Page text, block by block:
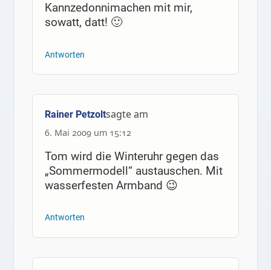
Kannzedonnimachen mit mir,
sowatt, datt! 🙂
Antworten
Rainer Petzoltsagte am
6. Mai 2009 um 15:12
Tom wird die Winteruhr gegen das
„Sommermodell“ austauschen. Mit
wasserfesten Armband 😉
Antworten